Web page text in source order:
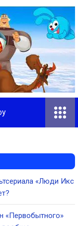
«Люди Икс
«Первобытного»